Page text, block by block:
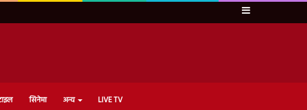
Sidebar
सिनेमा अन्य LIVE TV